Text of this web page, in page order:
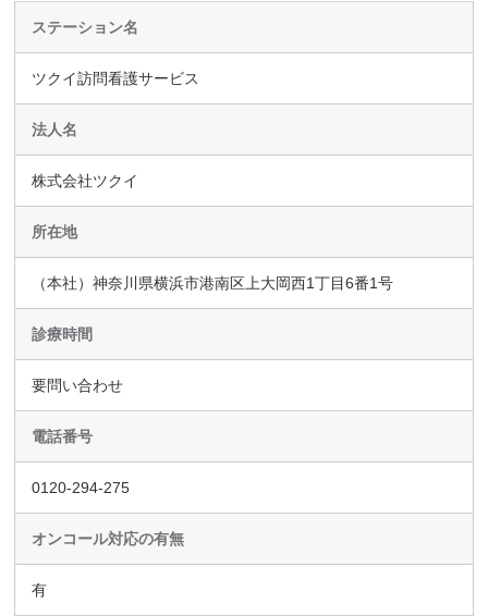
ステーション名
ツクイ訪問看護サービス
法人名
株式会社ツクイ
所在地
（本社）神奈川県横浜市港南区上大岡西1丁目6番1号
診療時間
要問い合わせ
電話番号
0120-294-275
オンコール対応の有無
有